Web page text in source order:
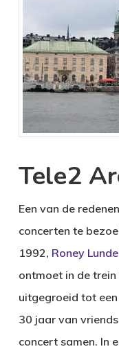
Tele2
Een van de
concerten te
1992, Roney
ontmoet in de trein
uitgegroeid tot
30 jaar van
concert samen. In